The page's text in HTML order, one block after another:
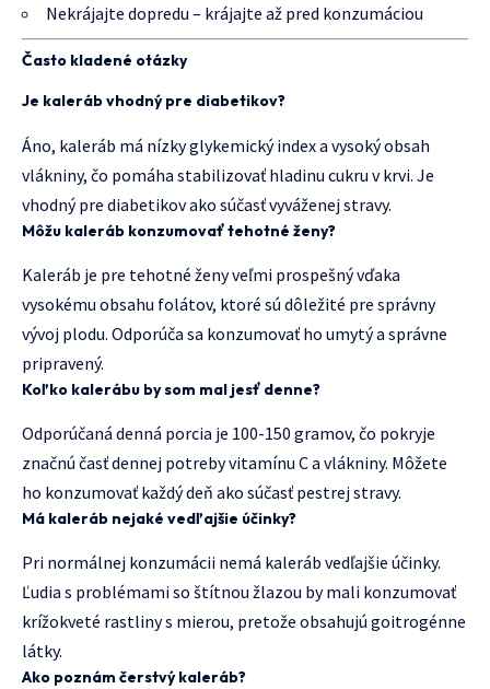
Nekrájajte dopredu – krájajte až pred konzumáciou
Často kladené otázky
Je kaleráb vhodný pre diabetikov?
Áno, kaleráb má nízky glykemický index a vysoký obsah
vlákniny, čo pomáha stabilizovať hladinu cukru v krvi. Je
vhodný pre diabetikov ako súčasť vyváženej stravy.
Môžu kaleráb konzumovať tehotné ženy?
Kaleráb je pre tehotné ženy veľmi prospešný vďaka
vysokému obsahu folátov, ktoré sú dôležité pre správny
vývoj plodu. Odporúča sa konzumovať ho umytý a správne
pripravený.
Koľko kalerábu by som mal jesť denne?
Odporúčaná denná porcia je 100-150 gramov, čo pokryje
značnú časť dennej potreby vitamínu C a vlákniny. Môžete
ho konzumovať každý deň ako súčasť pestrej stravy.
Má kaleráb nejaké vedľajšie účinky?
Pri normálnej konzumácii nemá kaleráb vedľajšie účinky.
Ľudia s problémami so štítnou žlazou by mali konzumovať
krížokveté rastliny s mierou, pretože obsahujú goitrogénne
látky.
Ako poznám čerstvý kaleráb?